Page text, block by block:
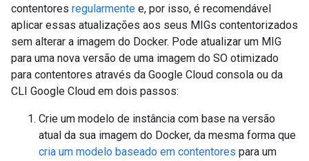
contentores regularmente e, por isso, é recomendável
aplicar essas atualizações aos seus MIGs contentorizados
sem alterar a imagem do Docker. Pode atualizar um MIG
para uma nova versão de uma imagem do SO otimizado
para contentores através da Google Cloud consola ou da
CLI Google Cloud em dois passos:
Crie um modelo de instância com base na versão
atual da sua imagem do Docker, da mesma forma que
cria um modelo baseado em contentores para um